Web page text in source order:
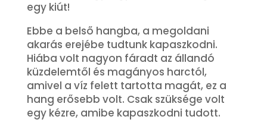
egy kiút!
Ebbe a belső hangba, a megoldani
akarás erejébe tudtunk kapaszkodni.
Hiába volt nagyon fáradt az állandó
küzdelemtől és magányos harctól,
amivel a víz felett tartotta magát, ez a
hang erősebb volt. Csak szüksége volt
egy kézre, amibe kapaszkodni tudott.